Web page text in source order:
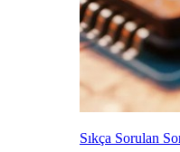
Sıkça Sorulan